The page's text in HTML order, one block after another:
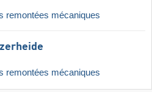
remontées mécaniques
remontées mécaniques